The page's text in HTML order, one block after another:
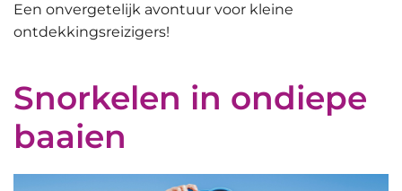
Een onvergetelijk avontuur voor kleine
ontdekkingsreizigers!
Snorkelen in ondiepe
baaien